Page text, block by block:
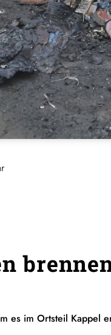
es im Ortsteil Kappel